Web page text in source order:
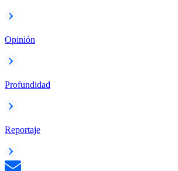
Opinión
Profundidad
Reportaje